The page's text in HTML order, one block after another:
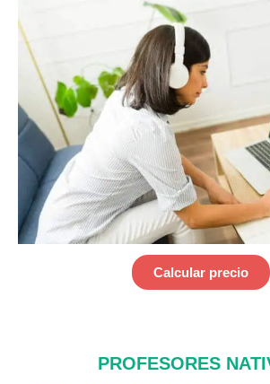
Calcular precio
PROFESORES